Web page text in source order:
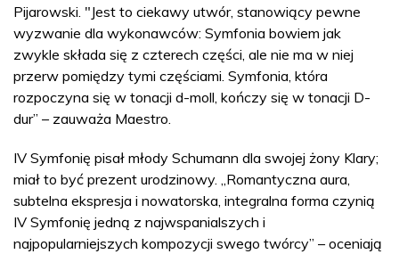
Pijarowski. "Jest to ciekawy utwór, stanowiący pewne
wyzwanie dla wykonawców: Symfonia bowiem jak
zwykle składa się z czterech części, ale nie ma w niej
przerw pomiędzy tymi częściami. Symfonia, która
rozpoczyna się w tonacji d-moll, kończy się w tonacji D-
dur” – zauważa Maestro.
IV Symfonię pisał młody Schumann dla swojej żony Klary;
miał to być prezent urodzinowy. „Romantyczna aura,
subtelna ekspresja i nowatorska, integralna forma czynią
IV Symfonię jedną z najwspanialszych i
najpopularniejszych kompozycji swego twórcy” – oceniają